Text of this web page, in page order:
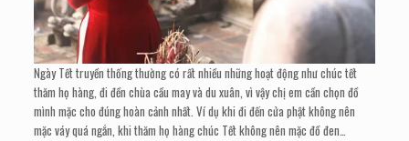
Ngày Tết truyền thống thường có rất nhiều những hoạt động như chúc tết
thăm họ hàng, đi đền chùa cầu may và du xuân, vì vậy chị em cần chọn đồ
mình mặc cho đúng hoàn cảnh nhất. Ví dụ khi đi đến cửa phật không nên
mặc váy quá ngắn, khi thăm họ hàng chúc Tết không nên mặc đồ đen…